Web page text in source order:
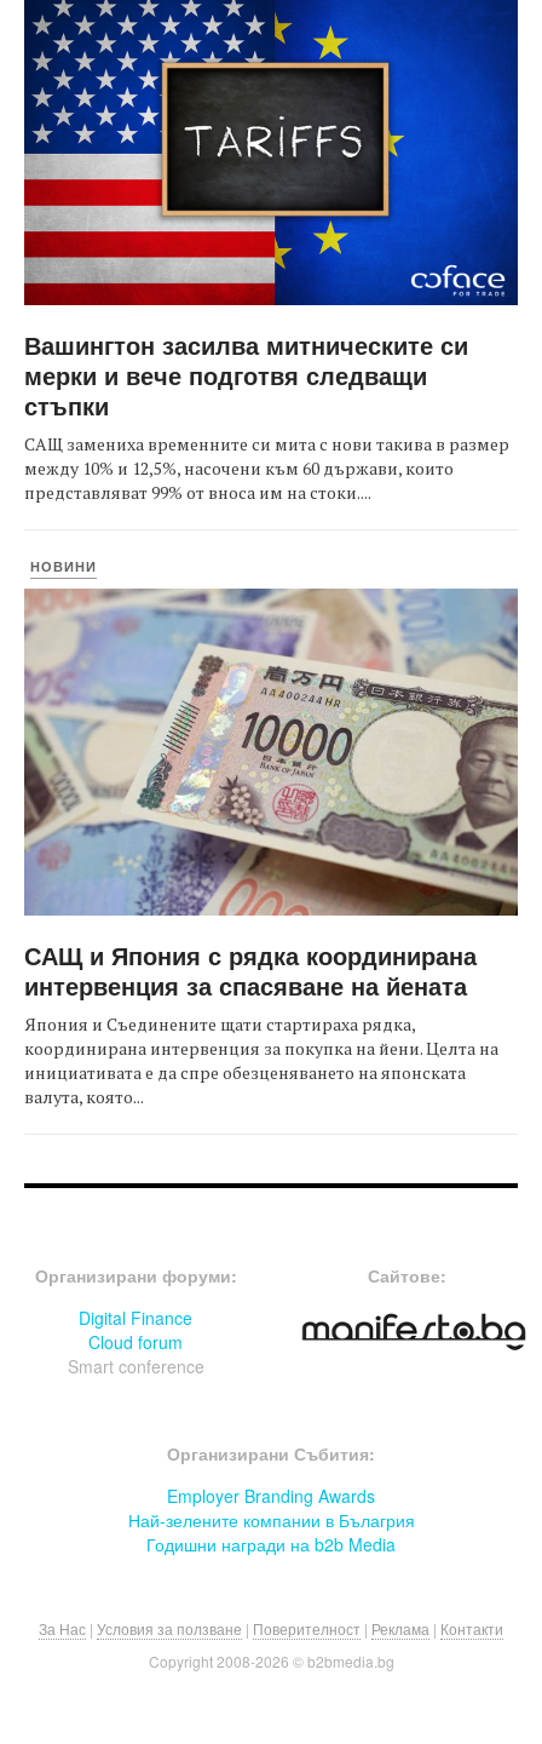
Вашингтон засилва митническите си
мерки и вече подготвя следващи
стъпки
САЩ замениха временните си мита с нови такива в размер
между 10% и 12,5%, насочени към 60 държави, които
представляват 99% от вноса им на стоки....
НОВИНИ
САЩ и Япония с рядка координирана
интервенция за спасяване на йената
Япония и Съединените щати стартираха рядка,
координирана интервенция за покупка на йени. Целта на
инициативата е да спре обезценяването на японската
валута, която...
Организирани форуми:
Digital Finance
Cloud forum
Smart conference
Сайтове:
Организирани Събития:
Employer Branding Awards
Най-зелените компании в Бълагрия
Годишни награди на b2b Media
За Нас | Условия за ползване | Поверителност | Реклама | Контакти
Copyright 2008-2026 © b2bmedia.bg